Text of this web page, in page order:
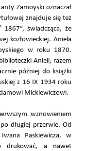
Zamoyski oznaczał
znajduje się też
świadcząca, że
kozłowieckiej. Aniela
w roku 1870.
Anieli, razem
później do książki
z 16 IX 1934 roku
Mickiewiczowi.
wznowieniem
długiej przerwie. Od
Paskiewicza, w
drukować, a nawet